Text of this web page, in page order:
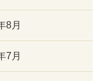
8月
7月